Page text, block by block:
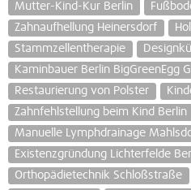
Mutter-Kind-Kur Berlin
Zahnaufhellung Heinersdorf
Stammzellentherapie
Kaminbauer Berlin BigGreenEgg
Restaurierung von Polster
Zahnfehlstellung beim Kind Berlin
Manuelle Lymphdrainage
Existenzgründung Lichterfelde
Orthopädietechnik Schloßstraße